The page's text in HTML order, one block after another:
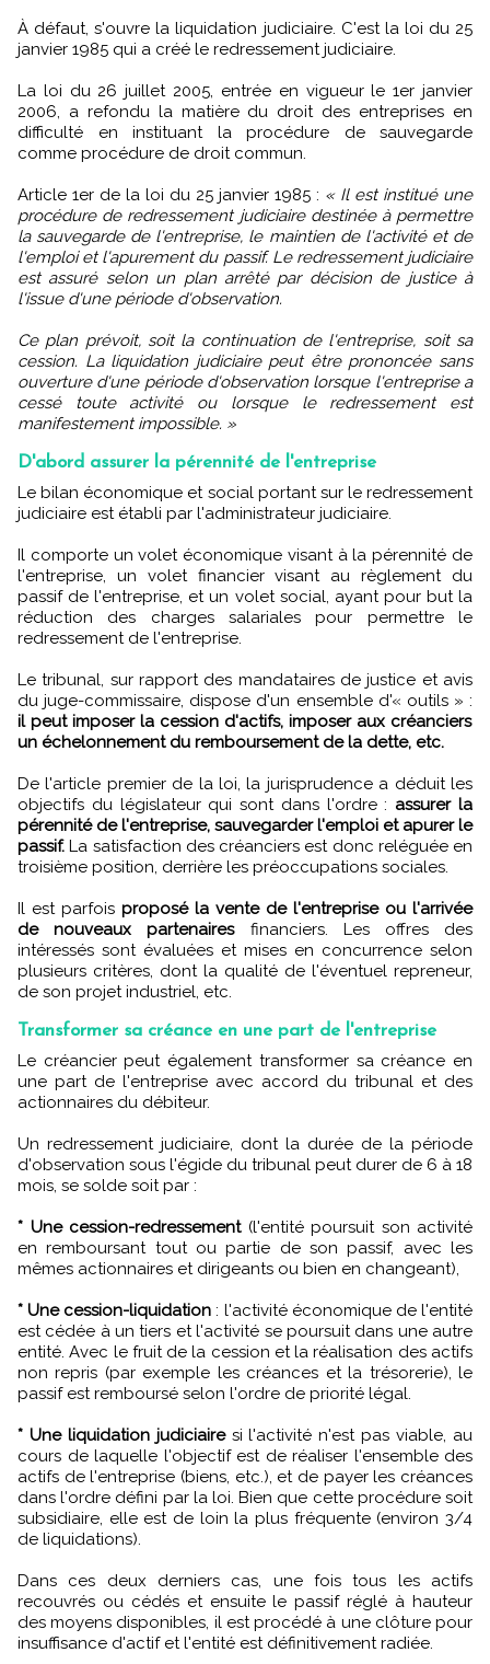
À défaut, s'ouvre la liquidation judiciaire. C'est la loi du 25
janvier 1985 qui a créé le redressement judiciaire.
La loi du 26 juillet 2005, entrée en vigueur le 1er janvier
2006, a refondu la matière du droit des entreprises en
difficulté en instituant la procédure de sauvegarde
comme procédure de droit commun.
Article 1er de la loi du 25 janvier 1985 : « Il est institué une
procédure de redressement judiciaire destinée à permettre
la sauvegarde de l'entreprise, le maintien de l'activité et de
l'emploi et l'apurement du passif. Le redressement judiciaire
est assuré selon un plan arrêté par décision de justice à
l'issue d'une période d'observation.
Ce plan prévoit, soit la continuation de l'entreprise, soit sa
cession. La liquidation judiciaire peut être prononcée sans
ouverture d'une période d'observation lorsque l'entreprise a
cessé toute activité ou lorsque le redressement est
manifestement impossible. »
D'abord assurer la pérennité de l'entreprise
Le bilan économique et social portant sur le redressement
judiciaire est établi par l'administrateur judiciaire.
Il comporte un volet économique visant à la pérennité de
l'entreprise, un volet financier visant au règlement du
passif de l'entreprise, et un volet social, ayant pour but la
réduction des charges salariales pour permettre le
redressement de l'entreprise.
Le tribunal, sur rapport des mandataires de justice et avis
du juge-commissaire, dispose d'un ensemble d'« outils » :
il peut imposer la cession d'actifs, imposer aux créanciers
un échelonnement du remboursement de la dette, etc.
De l'article premier de la loi, la jurisprudence a déduit les
objectifs du législateur qui sont dans l'ordre : assurer la
pérennité de l'entreprise, sauvegarder l'emploi et apurer le
passif. La satisfaction des créanciers est donc reléguée en
troisième position, derrière les préoccupations sociales.
Il est parfois proposé la vente de l'entreprise ou l'arrivée
de nouveaux partenairesfinanciers. Les offres des
intéressés sont évaluées et mises en concurrence selon
plusieurs critères, dont la qualité de l'éventuel repreneur,
de son projet industriel, etc.
Transformer sa créance en une part de l'entreprise
Le créancier peut également transformer sa créance en
une part de l'entreprise avec accord du tribunal et des
actionnaires du débiteur.
Un redressement judiciaire, dont la durée de la période
d'observation sous l'égide du tribunal peut durer de 6 à 18
mois, se solde soit par :
* Une cession-redressement(l'entité poursuit son activité
en remboursant tout ou partie de son passif, avec les
mêmes actionnaires et dirigeants ou bien en changeant),
* Une cession-liquidation : l'activité économique de l'entité
est cédée à un tiers et l'activité se poursuit dans une autre
entité. Avec le fruit de la cession et la réalisation des actifs
non repris (par exemple les créances et la trésorerie), le
passif est remboursé selon l'ordre de priorité légal.
* Une liquidation judiciairesi l'activité n'est pas viable, au
cours de laquelle l'objectif est de réaliser l'ensemble des
actifs de l'entreprise (biens, etc.), et de payer les créances
dans l'ordre défini par la loi. Bien que cette procédure soit
subsidiaire, elle est de loin la plus fréquente (environ 3/4
de liquidations).
Dans ces deux derniers cas, une fois tous les actifs
recouvrés ou cédés et ensuite le passif réglé à hauteur
des moyens disponibles, il est procédé à une clôture pour
insuffisance d'actif et l'entité est définitivement radiée.